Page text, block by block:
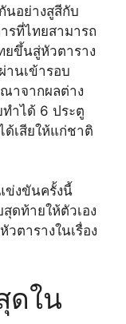
นอย่างสูสีกับ
รที่ไทยสามารถ
ยขึ้นสู่หัวตาราง
านเข้ารอบ
าจากผลต่าง
ำได้ 6 ประตู
ด้เสียให้แก่ชาติ
ข่งขันครั้งนี้
ดท้ายให้ตัวเอง
ตารางในเรื่อง
ดใน